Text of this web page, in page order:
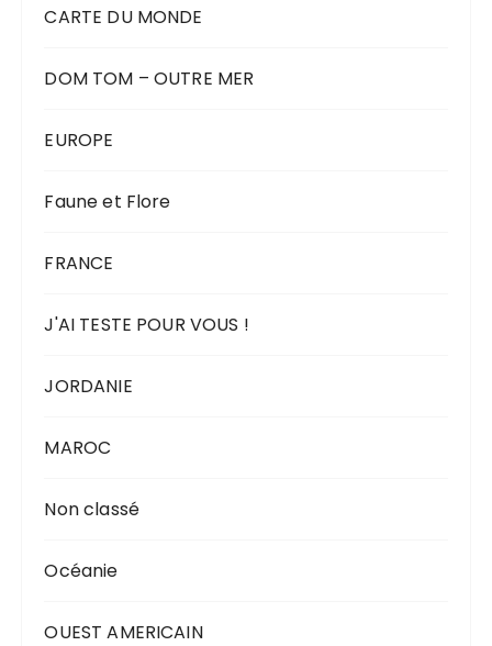
CARTE DU MONDE
DOM TOM – OUTRE MER
EUROPE
Faune et Flore
FRANCE
J'AI TESTE POUR VOUS !
JORDANIE
MAROC
Non classé
Océanie
OUEST AMERICAIN